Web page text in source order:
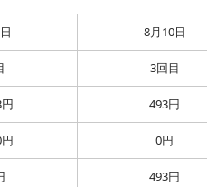
8月10日
3回目
493円
0円
493円